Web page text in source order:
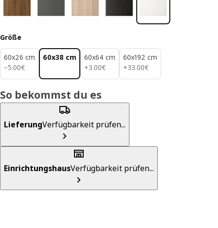
Größe
60x26 cm
−5.00€
5.00€
60x38 cm
60x64 cm
+3.00€
3.00€
60x192 cm
+33.00€
33.00€
So bekommst du es
LieferungVerfügbarkeit prüfen...
EinrichtungshausVerfügbarkeit prüfen...